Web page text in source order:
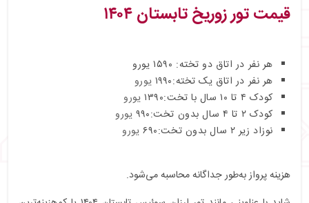
قیمت تور زوریخ تابستان ۱۴۰۴
هر نفر در اتاق دو تخته: ۱۵۹۰ یورو
هر نفر در اتاق یک تخته:۱۹۹۰
یورو
کودک ۴ تا ۱۰ سال با تخت:۱۳۹۰
یورو
کودک ۲ تا ۴ سال بدون تخت:۹۹۰
یورو
نوزاد زیر ۲ سال بدون تخت:۶۹۰
یورو
هزینه پرواز به‌طور جداگانه محاسبه می‌شود.